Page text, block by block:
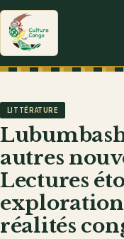
LITTÉRATURE
autres
Lectures
exploration
réalités